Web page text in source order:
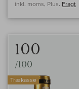
inkl. moms, Plus. Fragt
100
/100
Trækasse